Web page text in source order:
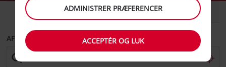
VAREVOGN
AFHENT FRA
ADMINISTRER PRÆFERENCER
ACCEPTÉR OG LUK